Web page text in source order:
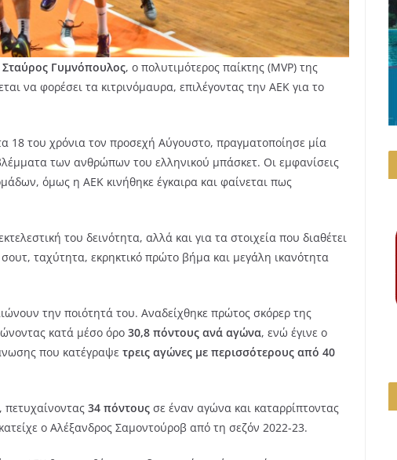
Σταύρος Γυμνόπουλος, ο πολυτιμότερος παίκτης (MVP) της
να φορέσει τα κιτρινόμαυρα, επιλέγοντας την ΑΕΚ για το
18 του χρόνια τον προσεχή Αύγουστο, πραγματοποίησε μία
των ανθρώπων του ελληνικού μπάσκετ. Οι εμφανίσεις
όμως η ΑΕΚ κινήθηκε έγκαιρα και φαίνεται πως
του δεινότητα, αλλά και για τα στοιχεία που διαθέτει
σουτ, ταχύτητα, εκρηκτικό πρώτο βήμα και μεγάλη ικανότητα
την ποιότητά του. Αναδείχθηκε πρώτος σκόρερ της
κατά μέσο όρο 30,8 πόντους ανά αγώνα, ενώ έγινε ο
που κατέγραψε τρεις αγώνες με περισσότερους από 40
34 πόντους σε έναν αγώνα και καταρρίπτοντας
ο Αλέξανδρος Σαμοντούροβ από τη σεζόν 2022-23.